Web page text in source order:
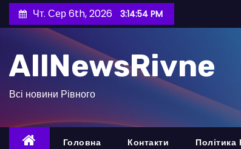
е
д
Чт. Сер 6th, 2026 3:14:55 PM
AllNewsRivne
Всі новини Рівного
Головна Контакти Політика